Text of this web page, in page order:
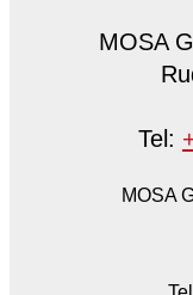
MOSA
Tel:
MOSA